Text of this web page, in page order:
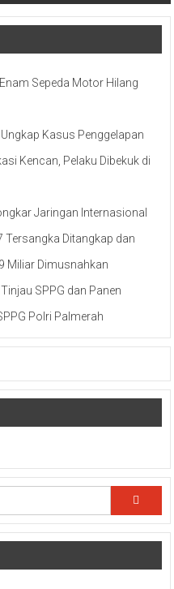
Sepeda Motor Hilang
Kasus Penggelapan
Kencan, Pelaku Dibekuk di
Jaringan Internasional
Tersangka Ditangkap dan
Miliar Dimusnahkan
SPPG dan Panen
Polri Palmerah